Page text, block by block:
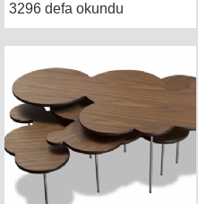
3296 defa okundu